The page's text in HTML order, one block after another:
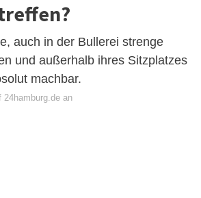
auch in der Bullerei strenge
und außerhalb ihres Sitzplatzes
machbar.
an